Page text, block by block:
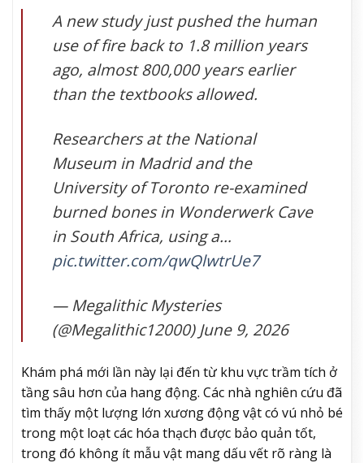
A new study just pushed the human
use of fire back to 1.8 million years
ago, almost 800,000 years earlier
than the textbooks allowed.
Researchers at the National
Museum in Madrid and the
University of Toronto re-examined
burned bones in Wonderwerk Cave
in South Africa, using a…
pic.twitter.com/qwQlwtrUe7
— Megalithic Mysteries
(@Megalithic12000) June 9, 2026
Khám phá mới lần này lại đến từ khu vực trầm tích ở
tầng sâu hơn của hang động. Các nhà nghiên cứu đã
tìm thấy một lượng lớn xương động vật có vú nhỏ bé
trong một loạt các hóa thạch được bảo quản tốt,
trong đó không ít mẫu vật mang dấu vết rõ ràng là